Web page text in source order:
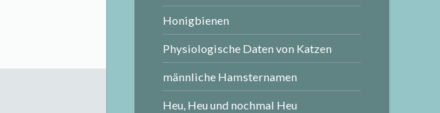
Honigbienen
Physiologische Daten von Katzen
männliche Hamsternamen
Heu, Heu und nochmal Heu